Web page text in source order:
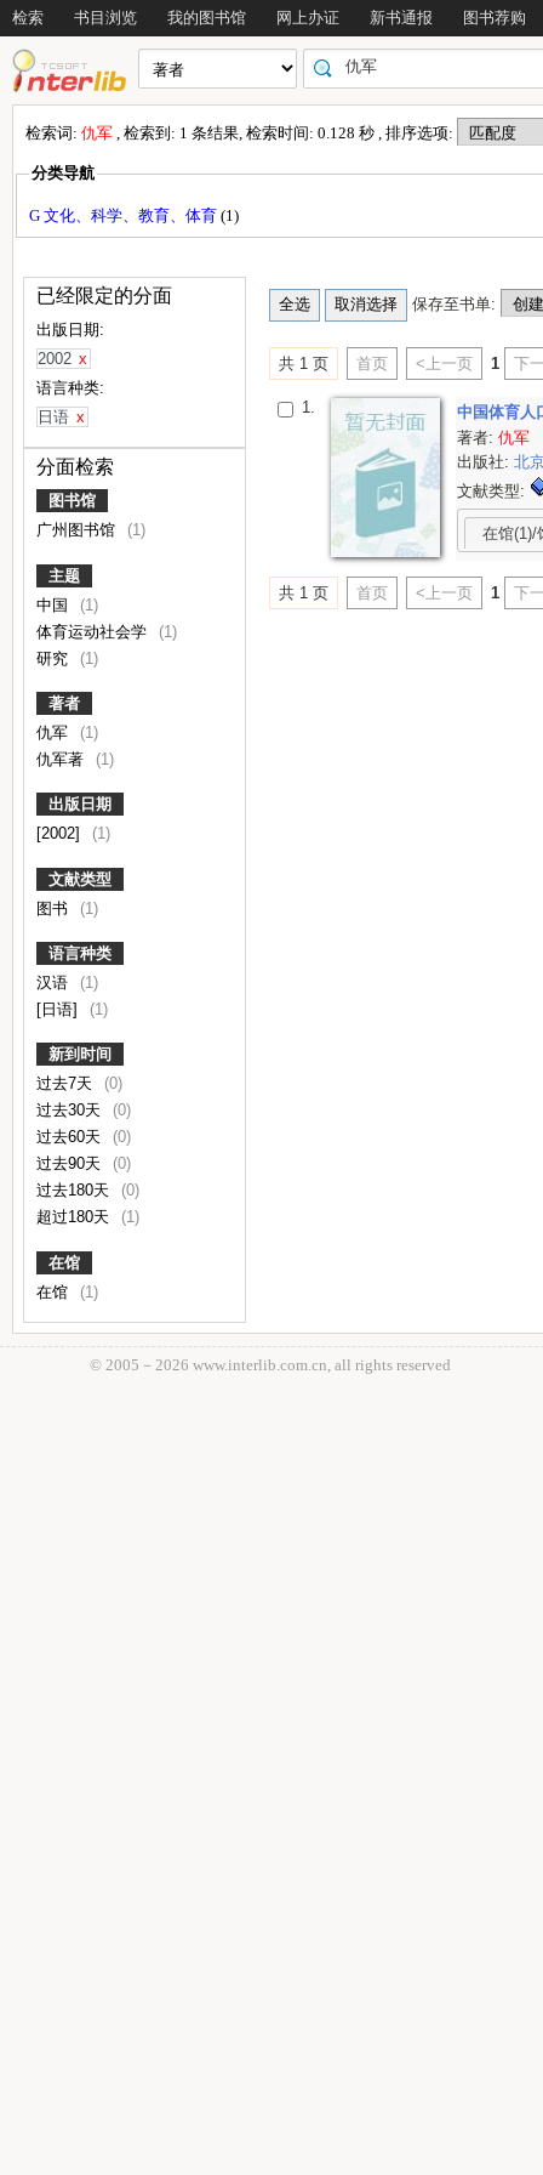
检索 书目浏览 我的图书馆 网上办证 新书通报 图书荐购
检索词: 仇军 , 检索到: 1 条结果, 检索时间: 0.128 秒 , 排序选项:
分类导航
G 文化、科学、教育、体育 (1)
已经限定的分面
出版日期:
2002 x
语言种类:
日语 x
分面检索
图书馆
广州图书馆
(1)
主题
中国
(1)
体育运动社会学
(1)
研究
(1)
著者
仇军
(1)
仇军著
(1)
出版日期
[2002]
(1)
文献类型
图书
(1)
语言种类
汉语
(1)
[日语]
(1)
新到时间
过去7天
(0)
过去30天
(0)
过去60天
(0)
过去90天
(0)
过去180天
(0)
超过180天
(1)
在馆
在馆
(1)
保存至书单:
共 1 页 首页 <上一页 1 下
1.
中国体育人
著者:仇军
出版社:北
文献类型:
在馆(1)/
共 1 页 首页 <上一页 1 下
© 2005－ 2026 www.interlib.com.cn, all rights reserved